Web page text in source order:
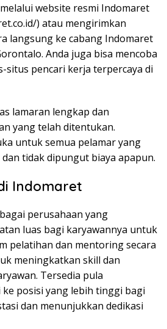
website resmi Indomaret
) atau mengirimkan
langsung ke cabang Indomaret
Anda juga bisa mencoba
situs pencari kerja terpercaya di
lamaran lengkap dan
yang telah ditentukan.
untuk semua pelamar yang
tidak dipungut biaya apapun.
Indomaret
perusahaan yang
luas bagi karyawannya untuk
pelatihan dan mentoring secara
meningkatkan skill dan
Tersedia pula
posisi yang lebih tinggi bagi
dan menunjukkan dedikasi